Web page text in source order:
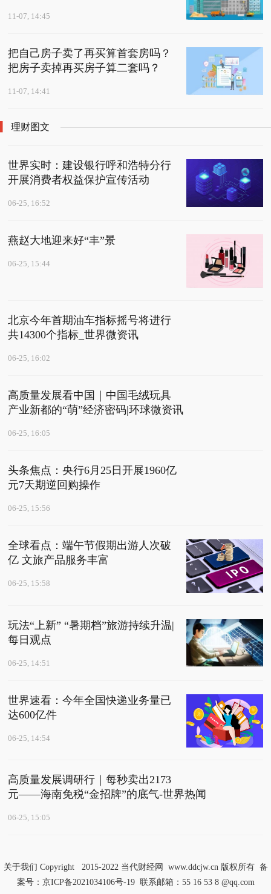
11-07, 14:45
把自己房子卖了再买算首套房吗？
把房子卖掉再买房子算二套吗？
11-07, 14:41
理财图文
世界实时：建设银行呼和浩特分行
开展消费者权益保护宣传活动
06-25, 16:52
燕赵大地迎来好“丰”景
06-25, 15:44
北京今年首期油车指标摇号将进行
共14300个指标_世界微资讯
06-25, 16:02
高质量发展看中国｜中国毛绒玩具
产业新都的“萌”经济密码|环球微资讯
06-25, 16:05
头条焦点：央行6月25日开展1960亿
元7天期逆回购操作
06-25, 15:56
全球看点：端午节假期出游人次破
亿 文旅产品服务丰富
06-25, 15:58
玩法“上新” “暑期档”旅游持续升温|
每日观点
06-25, 14:51
世界速看：今年全国快递业务量已
达600亿件
06-25, 14:54
高质量发展调研行｜每秒卖出2173
元——海南免税“金招牌”的底气-世界热闻
06-25, 15:05
关于我们 Copyright 2015-2022 当代财经网
www.ddcjw.cn 版权所有 备
案号： 京ICP备2021034106号-19联系邮箱：55 16 53 8 @qq.com